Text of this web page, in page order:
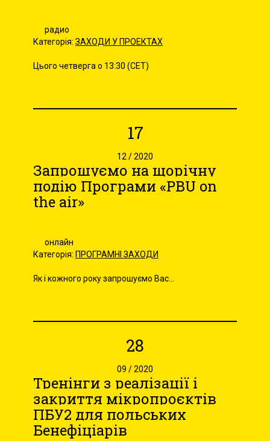
радио
Категорія: ЗАХОДИ У ПРОЕКТАХ
Цього четверга о 13:30 (CET)
17
12 / 2020
Запрошуємо на щорічну
подію Програми «PBU on
the air»
онлайн
Категорія: ПРОГРАМНІ ЗАХОДИ
Як і кожного року запрошуємо Вас...
28
09 / 2020
Тренінги з реалізації і
закриття мікропроєктів
ПБУ2 для польських
Бенефіціарів